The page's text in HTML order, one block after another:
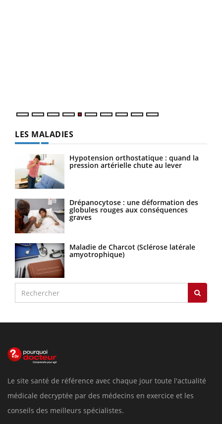
LES MALADIES
Hypotension orthostatique : quand la
pression artérielle chute au lever
Drépanocytose : une déformation des
globules rouges aux conséquences
graves
Maladie de Charcot (Sclérose latérale
amyotrophique)
Le site santé de référence avec chaque jour toute l'actualité
médicale decryptée par des médecins en exercice et les
conseils des meilleurs spécialistes.